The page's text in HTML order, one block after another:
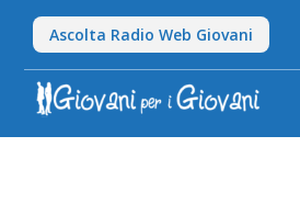
Ascolta Radio Web Giovani